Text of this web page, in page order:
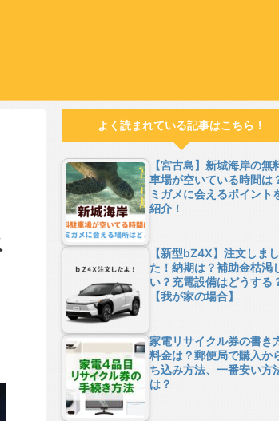
よく読まれている記事はこちら！
【宮古島】新城海岸の無
車場が空いている時間は
ミガメに会えるポイント
紹介！
【新型bZ4X】注文しまし
た！納期は？補助金枯渇
い？充電設備はどうする
【我が家の場合】
家電リサイクル券の書き
料金は？郵便局で購入か
ち込み方法、一番安い方
は？